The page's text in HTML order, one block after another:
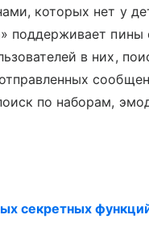
которых нет у
поддерживает
в них,
по наборам,
секретных